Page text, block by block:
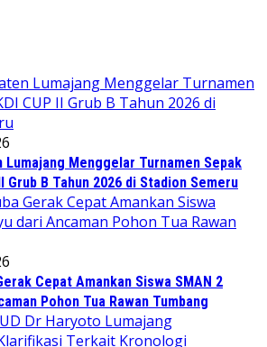
Lumajang Menggelar Turnamen Sepak
Grub B Tahun 2026 di Stadion Semeru
Cepat Amankan Siswa SMAN 2
Pohon Tua Rawan Tumbang